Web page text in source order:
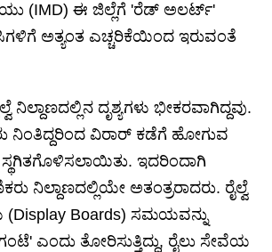
(IMD) ಈ ಜಿಲ್ಲೆಗೆ 'ರೆಡ್ ಅಲರ್ಟ್'
ಅತ್ಯಂತ ಎಚ್ಚರಿಕೆಯಿಂದ ಇರುವಂತೆ
ದೃಶ್ಯಗಳು ಭೀಕರವಾಗಿದ್ದವು.
ನಿಂತಿದ್ದರಿಂದ ವಿರಾರ್ ಕಡೆಗೆ ಹೋಗುವ
ಸ್ಥಗಿತಗೊಳಿಸಲಾಯಿತು. ಇದರಿಂದಾಗಿ
ನಿಲ್ದಾಣದಲ್ಲಿಯೇ ಅತಂತ್ರರಾದರು. ರೈಲ್ವೆ
(Display Boards) ಸಮಯವನ್ನು
ಎಂದು ತೋರಿಸುತ್ತಿದ್ದು, ರೈಲು ಸೇವೆಯ